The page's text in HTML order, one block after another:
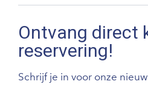
Ontvang direct
reservering!
Schrijf je in voor onze